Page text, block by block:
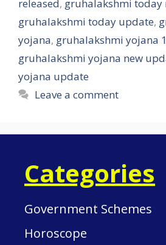
released, gruhalakshmi today
gruhalakshmi today update,
yojana, gruhalakshmi yojana
gruhalakshmi yojana new
yojana update
Leave a comment
Categories
Government Schemes
Horoscope